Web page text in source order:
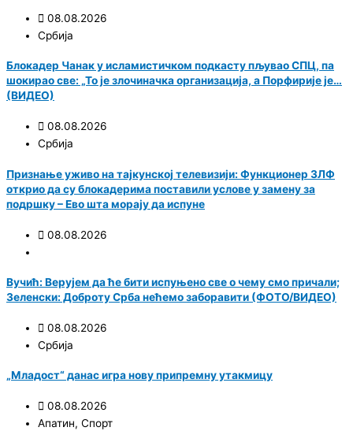
08.08.2026
Србија
Блокадер Чанак у исламистичком подкасту пљувао СПЦ, па
шокирао све: „То је злочиначка организација, а Порфирије је…
(ВИДЕО)
08.08.2026
Србија
Признање уживо на тајкунској телевизији: Функционер ЗЛФ
открио да су блокадерима поставили услове у замену за
подршку – Ево шта морају да испуне
08.08.2026
Вучић: Верујем да ће бити испуњено све о чему смо причали;
Зеленски: Доброту Срба нећемо заборавити (ФОТО/ВИДЕО)
08.08.2026
Србија
„Младост“ данас игра нову припремну утакмицу
08.08.2026
Апатин, Спорт